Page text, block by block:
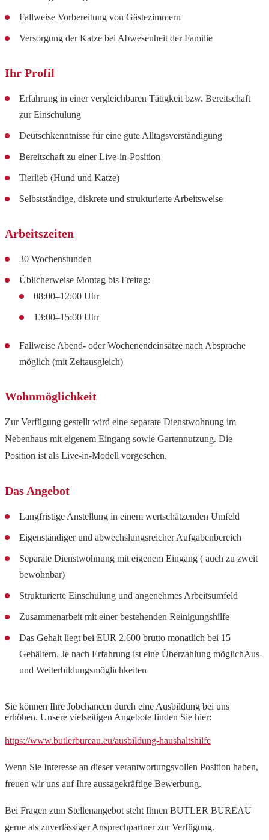
Fallweise Vorbereitung von Gästezimmern
Versorgung der Katze bei Abwesenheit der Familie
Ihr Profil
Erfahrung in einer vergleichbaren Tätigkeit bzw. Bereitschaft
zur Einschulung
Deutschkenntnisse für eine gute Alltagsverständigung
Bereitschaft zu einer Live-in-Position
Tierlieb (Hund und Katze)
Selbstständige, diskrete und strukturierte Arbeitsweise
Arbeitszeiten
30 Wochenstunden
Üblicherweise Montag bis Freitag:
08:00–12:00 Uhr
13:00–15:00 Uhr
Fallweise Abend- oder Wochenendeinsätze nach Absprache
möglich (mit Zeitausgleich)
Wohnmöglichkeit
Zur Verfügung gestellt wird eine separate Dienstwohnung im
Nebenhaus mit eigenem Eingang sowie Gartennutzung. Die
Position ist als Live-in-Modell vorgesehen.
Das Angebot
Langfristige Anstellung in einem wertschätzenden Umfeld
Eigenständiger und abwechslungsreicher Aufgabenbereich
Separate Dienstwohnung mit eigenem Eingang ( auch zu zweit
bewohnbar)
Strukturierte Einschulung und angenehmes Arbeitsumfeld
Zusammenarbeit mit einer bestehenden Reinigungshilfe
Das Gehalt liegt bei EUR 2.600 brutto monatlich bei 15
Gehältern. Je nach Erfahrung ist eine Überzahlung möglichAus-
und Weiterbildungsmöglichkeiten
Sie können Ihre Jobchancen durch eine Ausbildung bei uns
erhöhen. Unsere vielseitigen Angebote finden Sie hier:
https://www.butlerbureau.eu/ausbildung-haushaltshilfe
Wenn Sie Interesse an dieser verantwortungsvollen Position haben,
freuen wir uns auf Ihre aussagekräftige Bewerbung.
Bei Fragen zum Stellenangebot steht Ihnen BUTLER BUREAU
gerne als zuverlässiger Ansprechpartner zur Verfügung.